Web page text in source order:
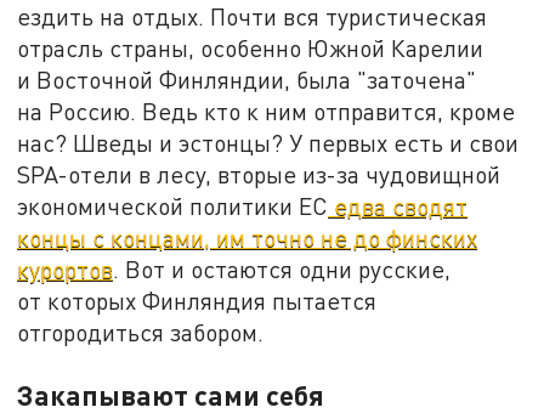
ездить на отдых. Почти вся туристическая
отрасль страны, особенно Южной Карелии
и Восточной Финляндии, была "заточена"
на Россию. Ведь кто к ним отправится, кроме
нас? Шведы и эстонцы? У первых есть и свои
SPA-отели в лесу, вторые из-за чудовищной
экономической политики ЕС едва сводят
концы с концами, им точно не до финских
курортов. Вот и остаются одни русские,
от которых Финляндия пытается
отгородиться забором.
Закапывают сами себя